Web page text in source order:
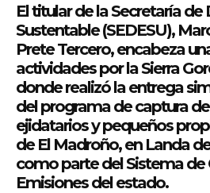
El titular de la Secretaría de
Sustentable (SEDESU),
Prete Tercero, encabeza
actividades por la Sierra
donde realizó la entrega
del programa de captura
ejidatarios y pequeños
de El Madroño, en Landa
como parte del Sistema
Emisiones del estado.